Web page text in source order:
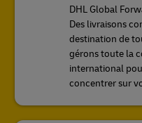
DHL Global
Des livraisons
destination de
gérons toute la
international
concentrer sur